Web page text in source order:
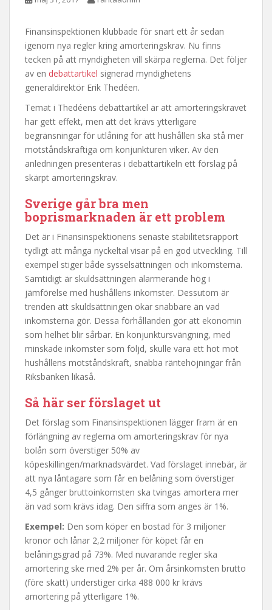
Finansinspektionen klubbade för snart ett år sedan
igenom nya regler kring amorteringskrav. Nu finns
tecken på att myndigheten vill skärpa reglerna. Det följer
av en debattartikel signerad myndighetens
generaldirektör Erik Thedéen.
Temat i Thedéens debattartikel är att amorteringskravet
har gett effekt, men att det krävs ytterligare
begränsningar för utlåning för att hushållen ska stå mer
motståndskraftiga om konjunkturen viker. Av den
anledningen presenteras i debattartikeln ett förslag på
skärpt amorteringskrav.
Sverige går bra men
boprismarknaden är ett problem
Det är i Finansinspektionens senaste stabilitetsrapport
tydligt att många nyckeltal visar på en god utveckling. Till
exempel stiger både sysselsättningen och inkomsterna.
Samtidigt är skuldsättningen alarmerande hög i
jämförelse med hushållens inkomster. Dessutom är
trenden att skuldsättningen ökar snabbare än vad
inkomsterna gör. Dessa förhållanden gör att ekonomin
som helhet blir sårbar. En konjunktursvängning, med
minskade inkomster som följd, skulle vara ett hot mot
hushållens motståndskraft, snabba räntehöjningar från
Riksbanken likaså.
Så här ser förslaget ut
Det förslag som Finansinspektionen lägger fram är en
förlängning av reglerna om amorteringskrav för nya
bolån som överstiger 50% av
köpeskillingen/marknadsvärdet. Vad förslaget innebär, är
att nya låntagare som får en belåning som överstiger
4,5 gånger bruttoinkomsten ska tvingas amortera mer
än vad som krävs idag. Den siffra som anges är 1%.
Exempel: Den som köper en bostad för 3 miljoner
kronor och lånar 2,2 miljoner för köpet får en
belåningsgrad på 73%. Med nuvarande regler ska
amortering ske med 2% per år. Om årsinkomsten brutto
(före skatt) understiger cirka 488 000 kr krävs
amortering på ytterligare 1%.